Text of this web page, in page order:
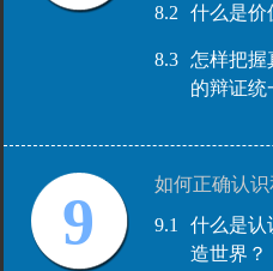
8.2 什么是价
8.3
怎样把握
的辩证统
9
如何正确认识
9.1
什么是认
造世界？